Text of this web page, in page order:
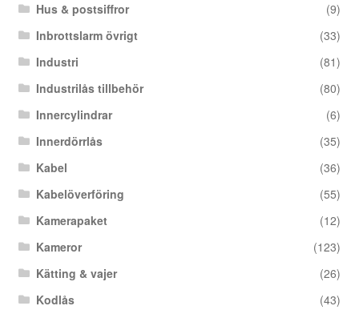
Hus & postsiffror
(9)
Inbrottslarm övrigt
(33)
Industri
(81)
Industrilås tillbehör
(80)
Innercylindrar
(6)
Innerdörrlås
(35)
Kabel
(36)
Kabelöverföring
(55)
Kamerapaket
(12)
Kameror
(123)
Kätting & vajer
(26)
Kodlås
(43)